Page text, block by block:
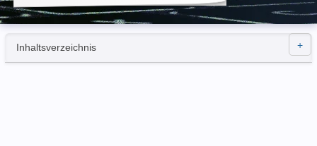
Inhaltsverzeichnis